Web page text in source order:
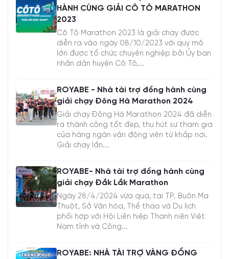
HÀNH CÙNG GIẢI CÔ TÔ MARATHON
2023
Cô Tô Marathon 2023 là giải chạy được
diễn ra vào ngày 08/10/2023 với quy mô
lớn được tổ chức chuyên nghiệp bởi Ủy ban
nhân dân huyện Cô Tô,...
ROYABE - Nhà tài trợ đồng hành cùng
giải chạy Đông Hà Marathon 2024
Giải chạy Đông Hà Marathon 2024 đã diễn
ra thành công tốt đẹp, thu hút sự tham gia
của hàng ngàn vận động viên từ khắp nơi.
Giải chạy lần...
ROYABE- Nhà tài trợ đồng hành cùng
giải chạy Đắk Lắk Marathon
Ngày 28/4/2024 vừa qua, tại TP. Buôn Ma
Thuột, Sở Văn hóa, Thể thao và Du lịch
phối hợp với Hội Liên hiệp Thanh niên Việt
Nam tỉnh và Công...
ROYABE: NHÀ TÀI TRỢ VÀNG ĐỒNG